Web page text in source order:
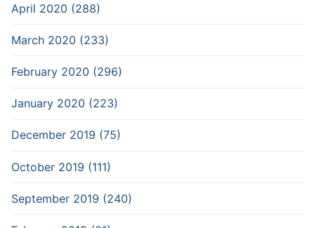
April 2020 (288)
March 2020 (233)
February 2020 (296)
January 2020 (223)
December 2019 (75)
October 2019 (111)
September 2019 (240)